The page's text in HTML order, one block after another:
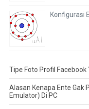
Konfigurasi
Tipe Foto Profil Facebook
Alasan Kenapa Ente Gak
Emulator) Di PC